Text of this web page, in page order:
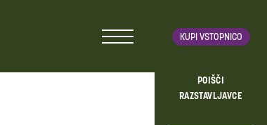
KUPI VSTOPNICO
POIŠČI
RAZSTAVLJAVCE